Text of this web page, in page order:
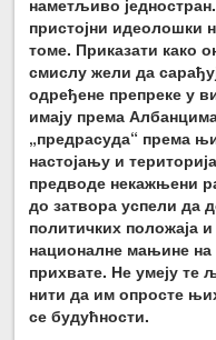
пристојни идеолошки
томе. Приказати како
смислу жели да
одређене препреке у
имају према
„предрасуда“ према
настојању и
предводе некажњени
до затвора успели да
политичких положаја
националне мањине
прихвате. Не умеју те
нити да им опросте
се будућности.